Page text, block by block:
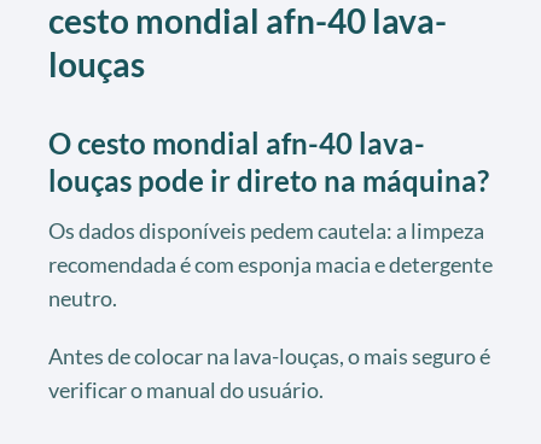
cesto mondial afn-40 lava-
louças
O cesto mondial afn-40 lava-
louças pode ir direto na máquina?
Os dados disponíveis pedem cautela: a limpeza
recomendada é com esponja macia e detergente
neutro.
Antes de colocar na lava-louças, o mais seguro é
verificar o manual do usuário.